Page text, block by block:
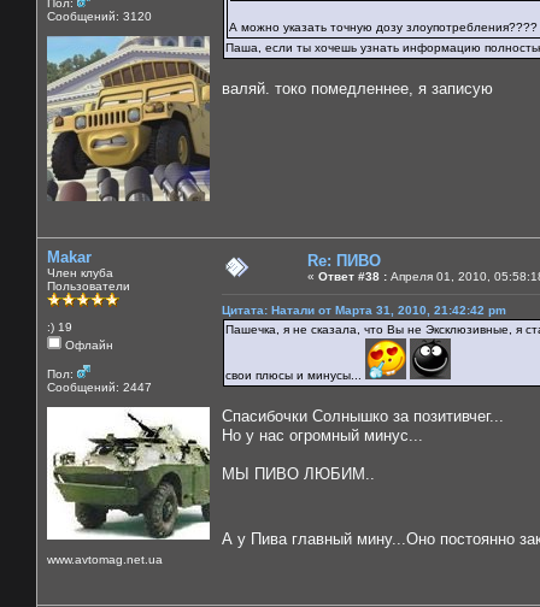
Пол:
Сообщений: 3120
А можно указать точную дозу злоупотребления????
Паша, если ты хочешь узнать информацию
валяй. токо помедленнее, я записую
Makar
Член клуба
Пользователи
:) 19
Офлайн
Пол:
Сообщений: 2447
www.avtomag.net.ua
Re: ПИВО
« Ответ #38 : Апреля 01, 2010,
Цитата: Натали от Марта 31, 2010, 21:42:42 pm
Пашечка, я не сказала, что Вы не Эксклюзивные, я
свои плюсы и минусы...
Спасибочки Солнышко за позитивчег...
Но у нас огромный минус...
МЫ ПИВО ЛЮБИМ..
А у Пива главный мину...Оно постоянно